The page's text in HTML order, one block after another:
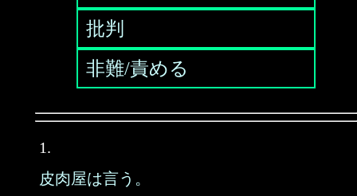
批判
非難/責める
1.
皮肉屋は言う。